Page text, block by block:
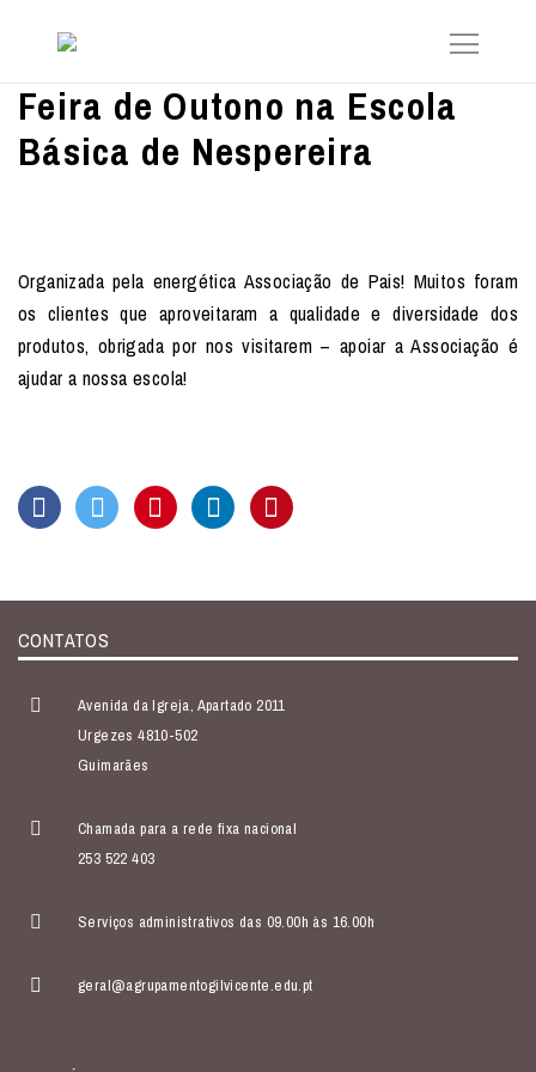
Feira de Outono na Escola
Básica de Nespereira
Organizada pela energética Associação de Pais! Muitos foram
os clientes que aproveitaram a qualidade e diversidade dos
produtos, obrigada por nos visitarem – apoiar a Associação é
ajudar a nossa escola!
CONTATOS
Avenida da Igreja, Apartado 2011
Urgezes 4810-502
Guimarães
Chamada para a rede fixa nacional
253 522 403
Serviços administrativos das 09.00h às 16.00h
geral@agrupamentogilvicente.edu.pt